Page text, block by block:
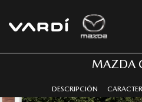
MAZDA
DESCRIPCIÓN